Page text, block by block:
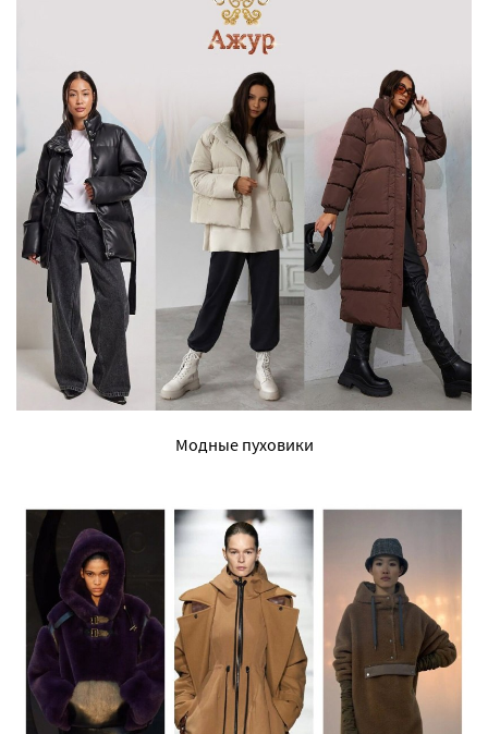
Модные пуховики